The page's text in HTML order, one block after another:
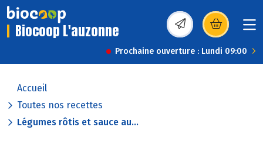
Biocoop L'auzonne (s’ouvre dans une
Prochaine ouverture : Lundi 09:00
Accueil
Toutes nos recettes
Légumes rôtis et sauce au...